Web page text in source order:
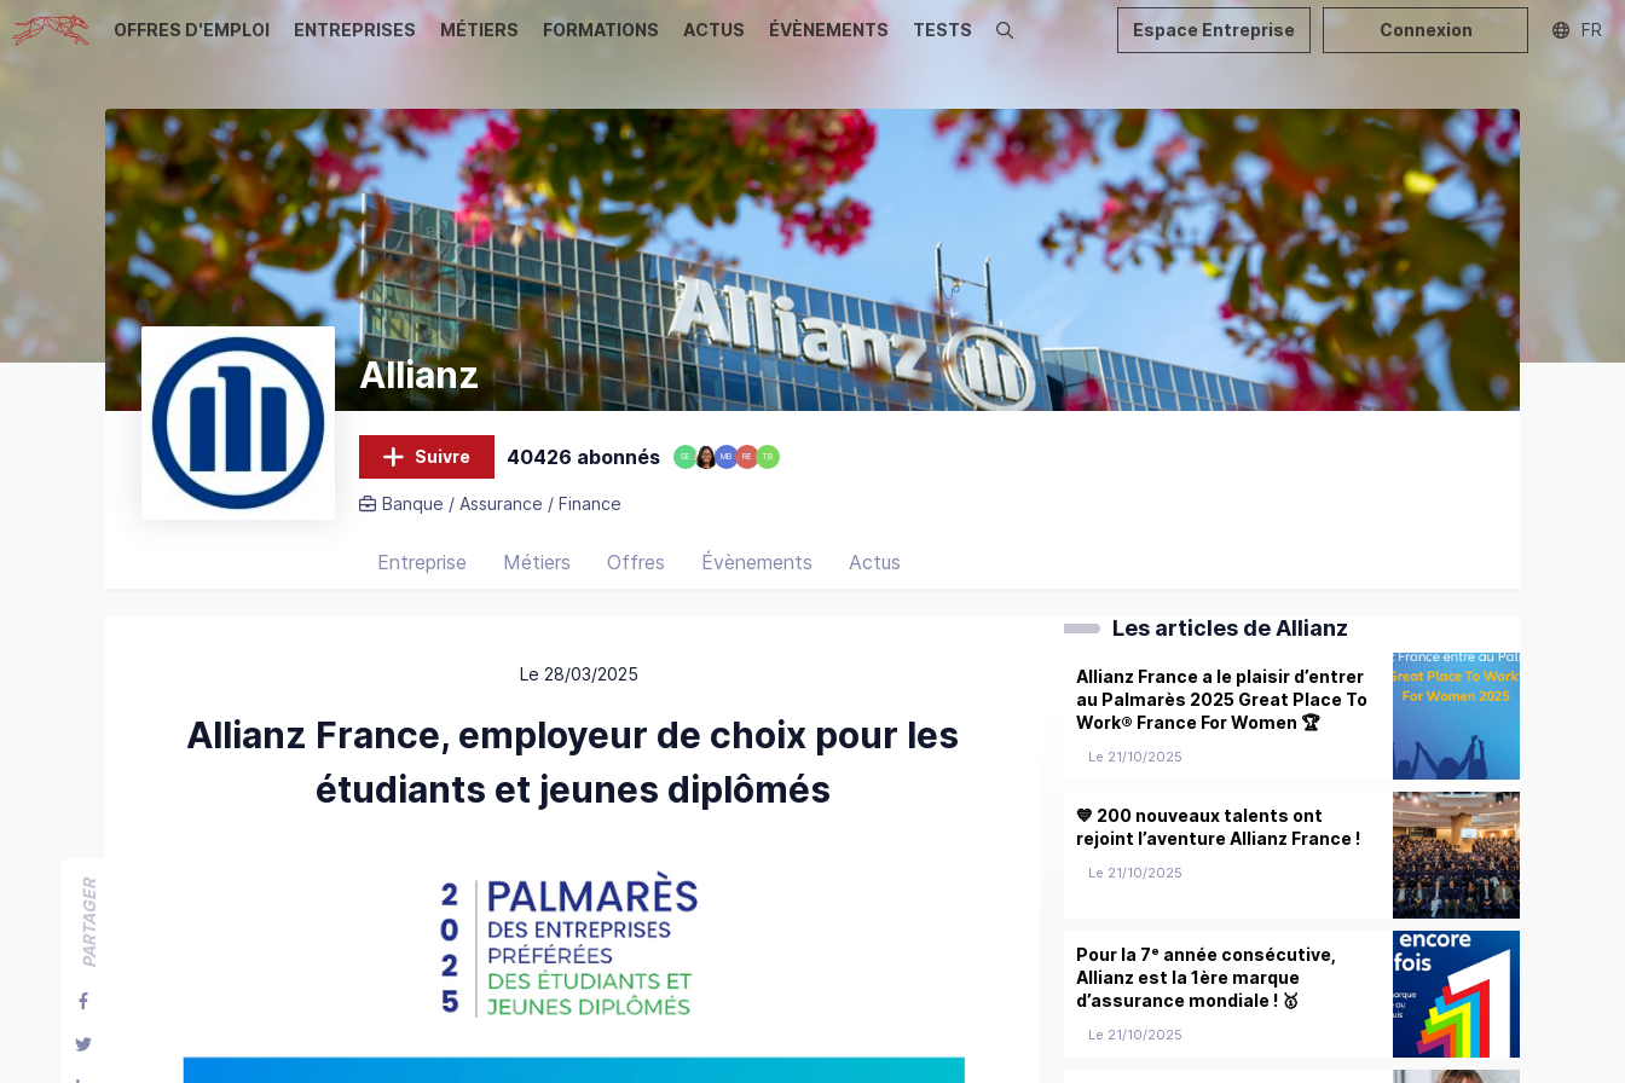
OFFRES D'EMPLOI ENTREPRISES MÉTIERS FORMATIONS ACTUS ÉVÈNEMENTS TESTS Recherche Espace Entreprise Connexion FR
Allianz
Suivre 40426 abonnés SE MB RE TB
Banque / Assurance / Finance
Entreprise Métiers Offres Évènements Actus
PARTAGER
Le 28/03/2025
Allianz France, employeur de choix pour les
étudiants et jeunes diplômés
Les articles de Allianz
Allianz France a le plaisir d’entrer
au Palmarès 2025 Great Place To
Work® France For Women 🏆
Le 21/10/2025
💙 200 nouveaux talents ont
rejoint l’aventure Allianz France !
Le 21/10/2025
Pour la 7ᵉ année consécutive,
Allianz est la 1ère marque
d’assurance mondiale ! 🥇
Le 21/10/2025